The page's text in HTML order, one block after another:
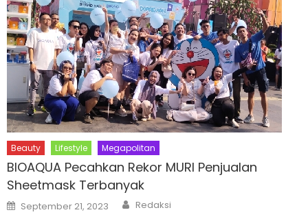
Beauty Lifestyle Megapolitan
BIOAQUA Pecahkan Rekor MURI Penjualan
Sheetmask Terbanyak
Posted
on
September 21, 2023 Author
Redaksi